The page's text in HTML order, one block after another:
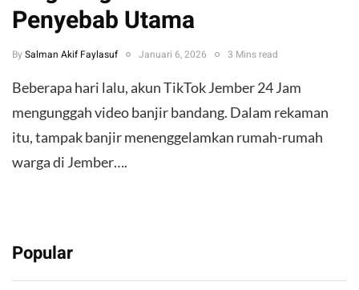
Penyebab Utama
By Salman Akif Faylasuf Januari 6, 2026 3 Mins read
​Beberapa hari lalu, akun TikTok Jember 24 Jam
mengunggah video banjir bandang. Dalam rekaman
itu, tampak banjir menenggelamkan rumah-rumah
warga di Jember….
Popular